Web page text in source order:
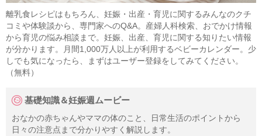
離乳食レシピはもちろん、妊娠・出産・育児に関するみんなのクチ
コミや体験談から、専門家へのQ&A。産婦人科検索、おでかけ情報
から育児の悩み相談まで。妊娠、出産、育児に関する知りたい情報
が分かります。月間1,000万人以上が利用するベビーカレンダー。少
しでも気になったら、まずはユーザー登録をしてみてください。
（無料）
基礎知識＆妊娠週ムービー
おなかの赤ちゃんやママの体のこと、日常生活のポイントから
日々の注意点まで分かりやすく解説します。